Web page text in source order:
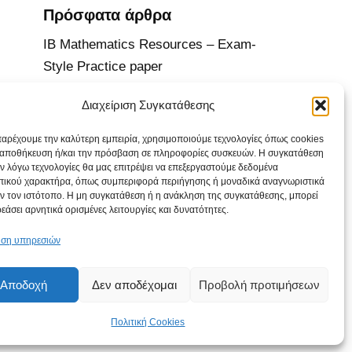
Διαχείριση Συγκατάθεσης
την καλύτερη εμπειρία, χρησιμοποιούμε τεχνολογίες όπως cookies
αποθήκευση ή/και την πρόσβαση σε πληροφορίες συσκευών. Η συγκατάθεση
λόγω τεχνολογίες θα μας επιτρέψει να επεξεργαστούμε δεδομένα
χαρακτήρα, όπως συμπεριφορά περιήγησης ή μοναδικά αναγνωριστικά
τον ιστότοπο. Η μη συγκατάθεση ή η ανάκληση της συγκατάθεσης, μπορεί
αρνητικά ορισμένες λειτουργίες και δυνατότητες.
υπηρεσιών
Αποδοχή Δεν αποδέχομαι Προβολή προτιμήσεων
Πολιτική Cookies
Πρόσφατα άρθρα
IB Mathematics Resources – Exam-
Style Practice paper
IB Mathematics Resources – Exam-
Style Practice paper
IB Mathematics Resources – Exam-
Πρόσφατα σχόλια